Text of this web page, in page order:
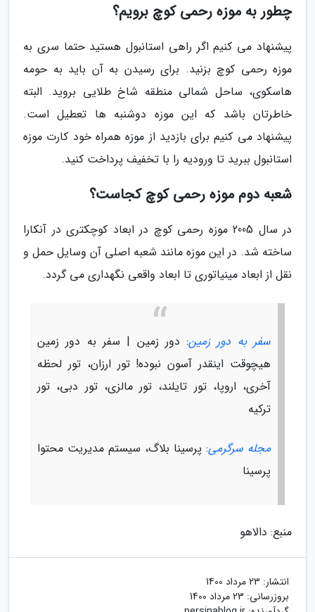
چطور به موزه رحمی کوچ برویم؟
پیشنهاد می کنیم اگر راهی استانبول هستید حتما سری به
موزه رحمی کوچ بزنید. برای رسیدن به آن باید به حومه
هاسکوی، ساحل شمالی منطقه شاخ طلایی بروید. البته
خاطرتان باشد که این موزه دوشنبه ها تعطیل است.
پیشنهاد می کنیم برای بازدید از موزه همراه خود کارت موزه
استانبول ببرید تا ورودیه را با تخفیف پرداخت کنید.
شعبه دوم موزه رحمی کوچ کجاست؟
در سال 2005 موزه رحمی کوچ در ابعاد کوچکتری در آنکارا
ساخته شد. در این موزه مانند شعبه اصلی آن وسایل حمل و
نقل از ابعاد مینیاتوری تا ابعاد واقعی نگهداری می گردد.
سفر به دور زمین: دور زمین | سفر به دور زمین
هیچوقت اینقدر آسون نبوده! تور ارزان، تور لحظه
آخری، اروپا، تور تایلند، تور مالزی، تور دبی، تور
ترکیه
مجله سرگرمی: پرسینا بلاگ، سیستم مدیریت محتوا
پرسینا
منبع: دالاهو
انتشار: 23 مرداد 1400
بروزرسانی: 23 مرداد 1400